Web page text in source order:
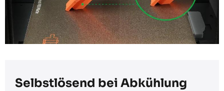
Selbstlösend bei Abkühlung